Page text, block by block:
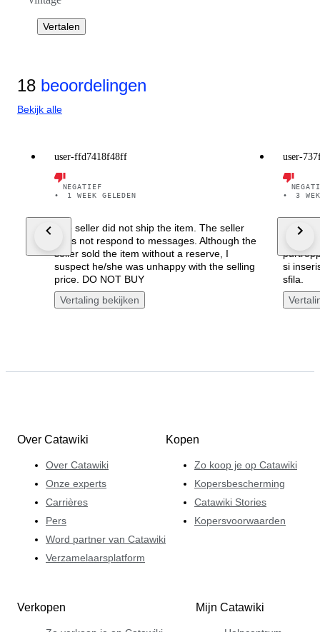
Vertalen
18 beoordelingen
Bekijk alle
user-ffd7418f48ff
NEGATIEF
•
1 WEEK GELEDEN
The seller did not ship the item. The seller
does not respond to messages. Although the
seller sold the item without a reserve, I
suspect he/she was unhappy with the selling
price. DO NOT BUY
Vertaling bekijken
user-
•
3
si
sfila.
Over Catawiki
Over Catawiki
Onze experts
Carrières
Pers
Word partner van Catawiki
Verzamelaarsplatform
Kopen
Zo koop je op Catawiki
Kopersbescherming
Catawiki Stories
Kopersvoorwaarden
Verkopen Mijn Catawiki